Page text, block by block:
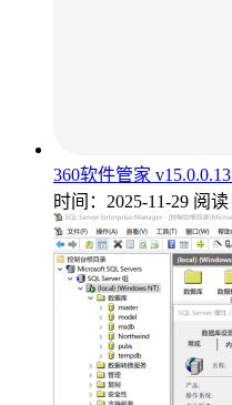
360软件管家
时间：2025-11-29 阅读